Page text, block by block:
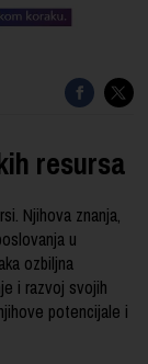
resursa
Njihova znanja,
u
ozbiljna
i razvoj svojih
potencijale i